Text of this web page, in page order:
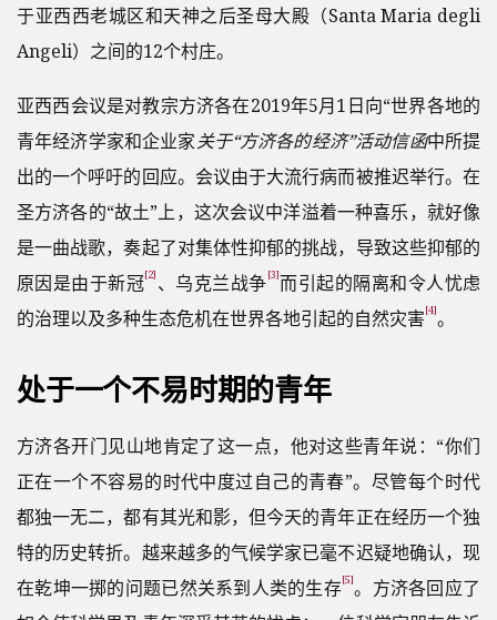
于亚西西老城区和天神之后圣母大殿（Santa Maria degli
Angeli）之间的12个村庄。
亚西西会议是对教宗方济各在2019年5月1日向“世界各地的
青年经济学家和企业家关于“方济各的经济”活动信函中所提
出的一个呼吁的回应。会议由于大流行病而被推迟举行。在
圣方济各的“故土”上，这次会议中洋溢着一种喜乐，就好像
是一曲战歌，奏起了对集体性抑郁的挑战，导致这些抑郁的
原因是由于新冠[2] 、乌克兰战争[3]而引起的隔离和令人忧虑
的治理以及多种生态危机在世界各地引起的自然灾害[4]。
处于一个不易时期的青年
方济各开门见山地肯定了这一点，他对这些青年说：“你们
正在一个不容易的时代中度过自己的青春”。尽管每个时代
都独一无二，都有其光和影，但今天的青年正在经历一个独
特的历史转折。越来越多的气候学家已毫不迟疑地确认，现
在乾坤一掷的问题已然关系到人类的生存[5]。方济各回应了